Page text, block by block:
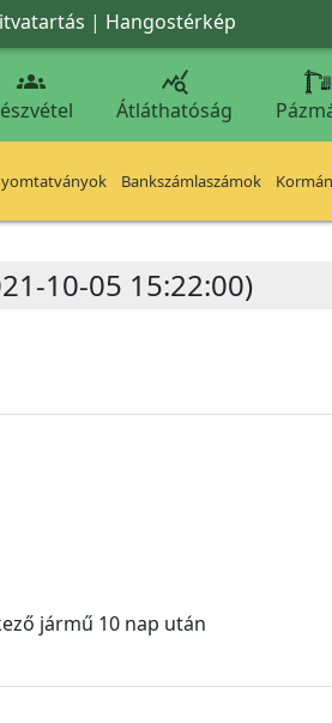
| Hangostérkép
 
Átláthatóság
Bankszámlaszámok
10-05 15:22:00)
jármű 10 nap után